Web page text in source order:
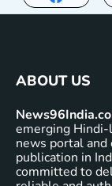
ABOUT US
emerging Hindi-
news portal and
publication in
committed to